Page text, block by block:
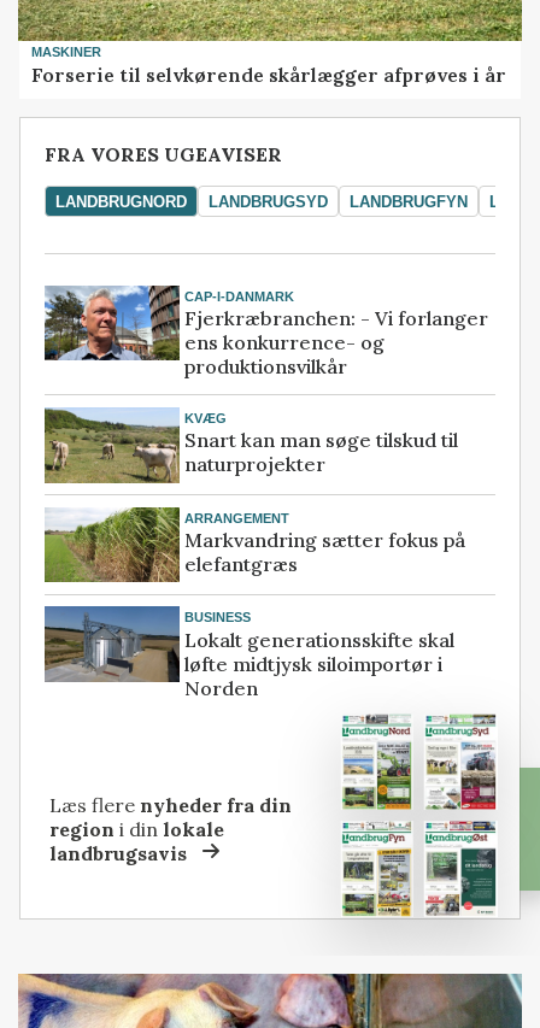
MASKINER
Forserie til selvkørende skårlægger afprøves i år
FRA VORES UGEAVISER
LANDBRUGNORD LANDBRUGSYD LANDBRUGFYN
CAP-I-DANMARK
Fjerkræbranchen: - Vi forlanger
ens konkurrence- og
produktionsvilkår
KVÆG
Snart kan man søge tilskud til
naturprojekter
ARRANGEMENT
Markvandring sætter fokus på
elefantgræs
BUSINESS
Lokalt generationsskifte skal
løfte midtjysk siloimportør i
Norden
Læs flere nyheder fra din
region i dinlokale
landbrugsavis